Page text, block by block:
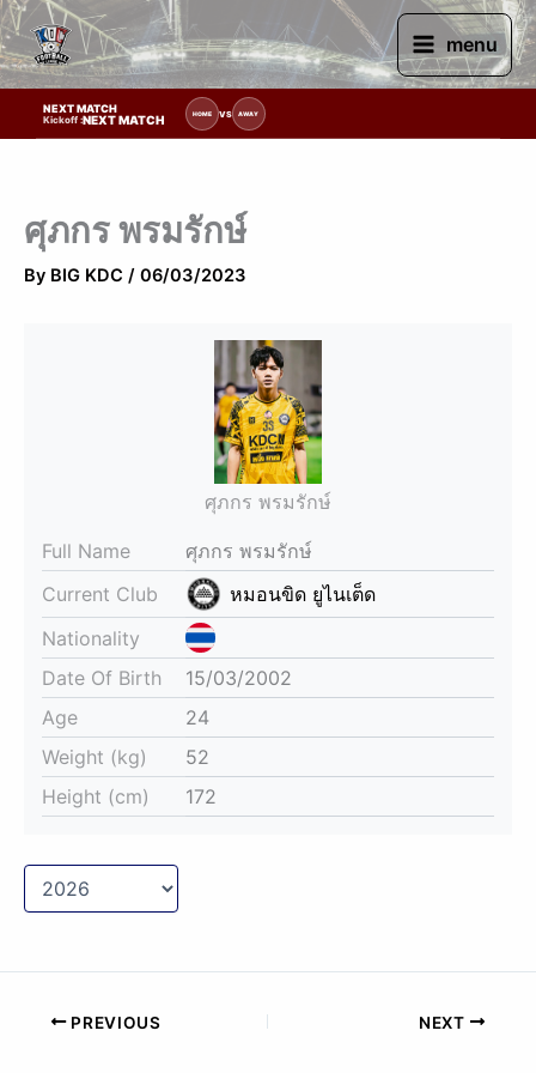
Skip
to
content
menu
NEXT MATCH
Kickoff :NEXT MATCH HOME VS AWAY
ายการแข่งขัน | รอระบุวันแข่งขัน | รอข้อมูลทีมแข่งขัน
ศุภกร พรมรักษ์
By BIG KDC / 06/03/2023
ศุภกร พรมรักษ์
Full Name
ศุภกร พรมรักษ์
Current Club
หมอนขิด ยูไนเต็ด
Nationality
Date Of Birth
15/03/2002
Age
24
Weight (kg)
52
Height (cm)
172
PREVIOUS NEXT